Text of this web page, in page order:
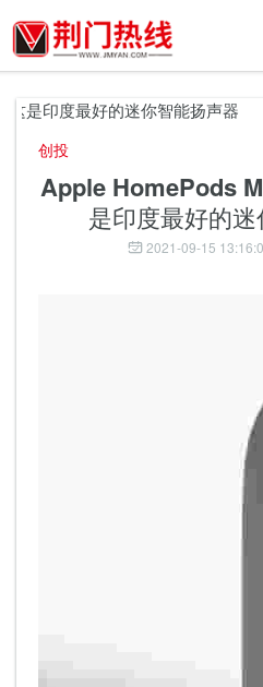
印度最好的迷你智能扬声器
创投
Apple HomePods
是印度最好的
2021-09-15